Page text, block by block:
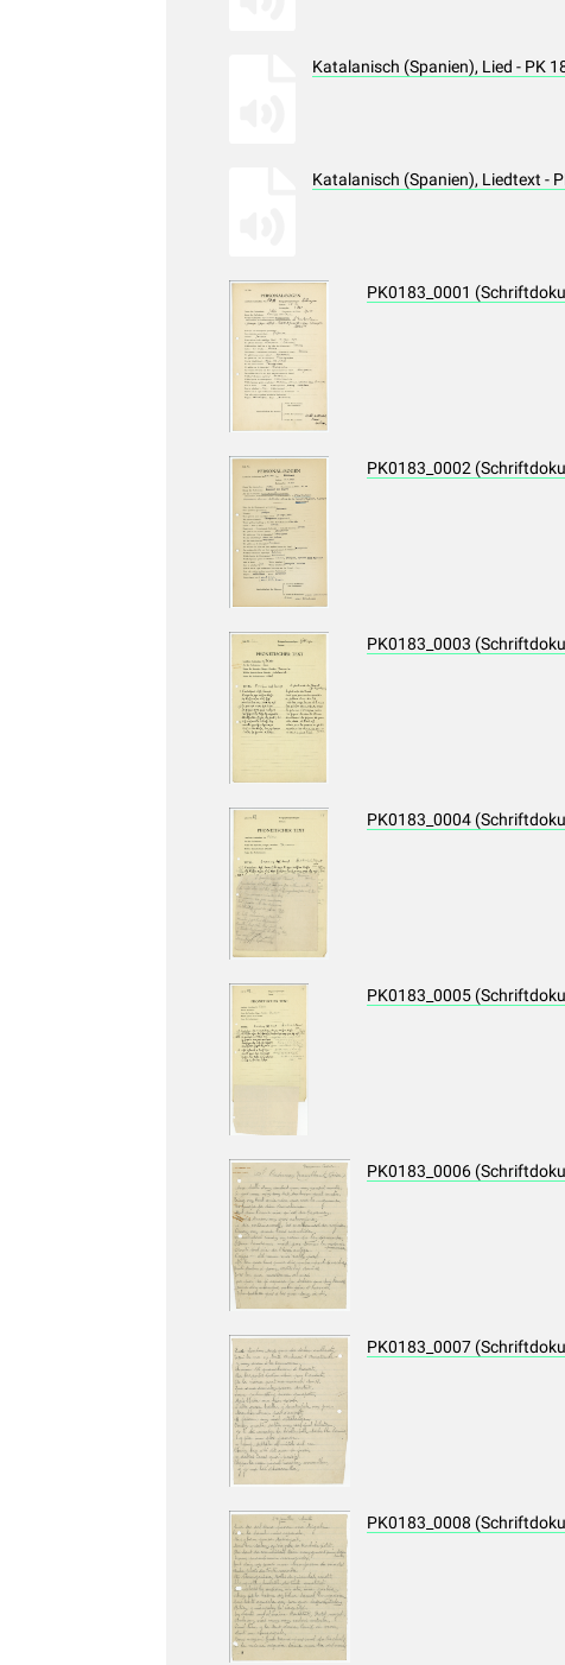
Katalanisch (Spanien), Lied - PK
Katalanisch (Spanien), Liedtext -
PK0183_0001
PK0183_0002
PK0183_0003
PK0183_0004
PK0183_0005
PK0183_0006
PK0183_0007
PK0183_0008